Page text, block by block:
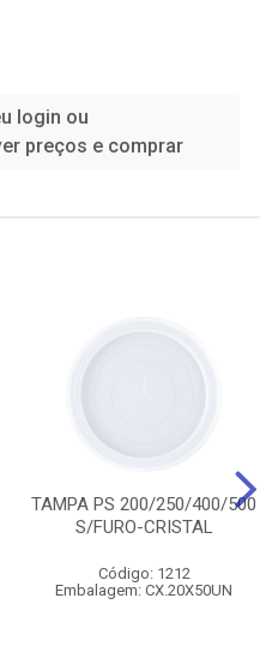
login ou
preços e comprar
TAMPA PS 200/250/400/500
S/FURO-CRISTAL
Código: 1212
Embalagem: CX.20X50UN